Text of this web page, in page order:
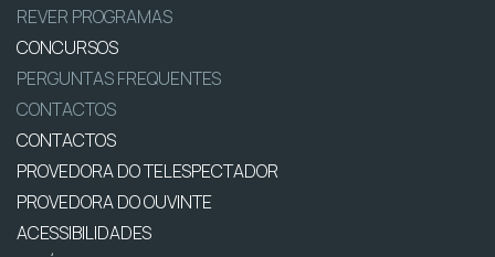
REVER PROGRAMAS
CONCURSOS
PERGUNTAS FREQUENTES
CONTACTOS
CONTACTOS
PROVEDORA DO TELESPECTADOR
PROVEDORA DO OUVINTE
ACESSIBILIDADES